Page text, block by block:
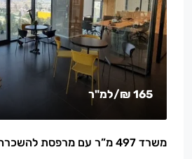
165 ₪ /למ"ר
משרד 497 מ”ר עם מרפסת להשכרה במגדלי הארבעה